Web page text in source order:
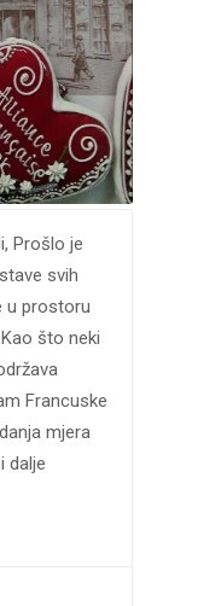
Prošlo je
svih
u prostoru
što neki
Francuske
mjera
dalje